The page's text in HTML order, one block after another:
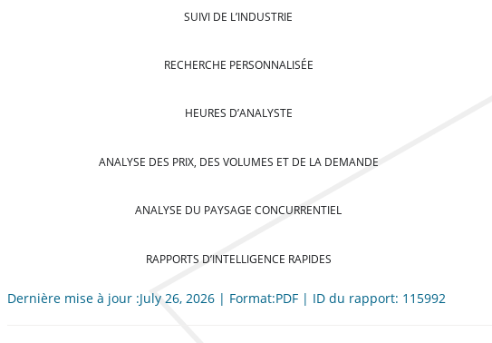
SUIVI DE L’INDUSTRIE
RECHERCHE PERSONNALISÉE
HEURES D’ANALYSTE
ANALYSE DES PRIX, DES VOLUMES ET DE LA DEMANDE
ANALYSE DU PAYSAGE CONCURRENTIEL
RAPPORTS D’INTELLIGENCE RAPIDES
Dernière mise à jour :July 26, 2026 | Format:PDF | ID du rapport: 115992